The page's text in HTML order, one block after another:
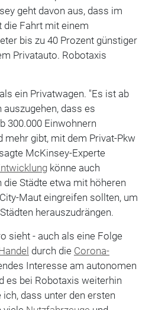
geht davon aus, dass im
die Fahrt mit einem
bis zu 40 Prozent günstiger
Privatauto. Robotaxis
ein Privatwagen. "Es ist ab
dass es
300.000 Einwohnern
mehr gibt, mit dem Privat-Pkw
McKinsey-Experte
könne auch
die Städte etwa mit höheren
Maut eingreifen sollten, um
herauszudrängen.
sieht - auch als eine Folge
durch die Corona-
Interesse am autonomen
es bei Robotaxis weiterhin
dass unter den ersten